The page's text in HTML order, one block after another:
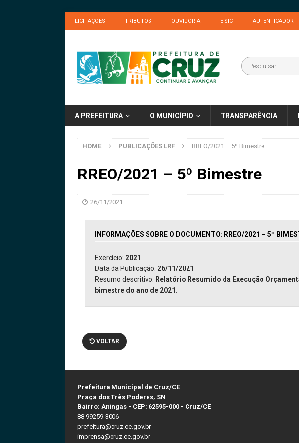
LICITAÇÕES TRIBUTOS OUVIDORIA E-SIC AUTENTICADOR
A PREFEITURA O MUNICÍPIO TRANSPARÊNCIA
HOME PUBLICAÇÕES LRF RREO/2021 – 5º Bimestre
RREO/2021 – 5º Bimestre
26/11/2021
INFORMAÇÕES SOBRE O DOCUMENTO: RREO/2021 – 5º
Exercício: 2021
Data da Publicação: 26/11/2021
Resumo descritivo: Relatório Resumido da Execução
bimestre do ano de 2021.
VOLTAR
Prefeitura Municipal de Cruz/CE
Praça dos Três Poderes, SN
Bairro: Aningas - CEP: 62595-000 - Cruz/CE
88 99259-3006
prefeitura@cruz.ce.gov.br
imprensa@cruz.ce.gov.br